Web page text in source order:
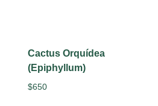
Cactus Orquídea
(Epiphyllum)
$650